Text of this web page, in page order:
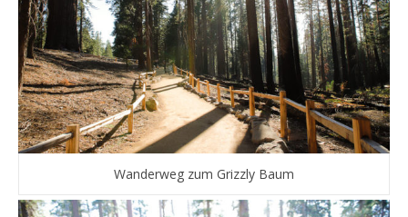
Wanderweg zum Grizzly Baum